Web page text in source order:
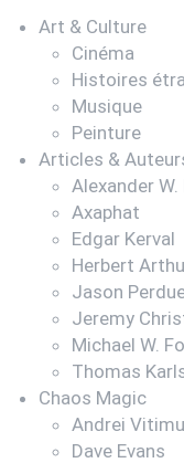
Art & Culture
Cinéma
Histoires
Musique
Peinture
Articles &
Alexander W.
Axaphat
Edgar Kerval
Herbert
Jason
Jeremy
Michael W.
Thomas
Chaos Magic
Andrei
Dave Evans